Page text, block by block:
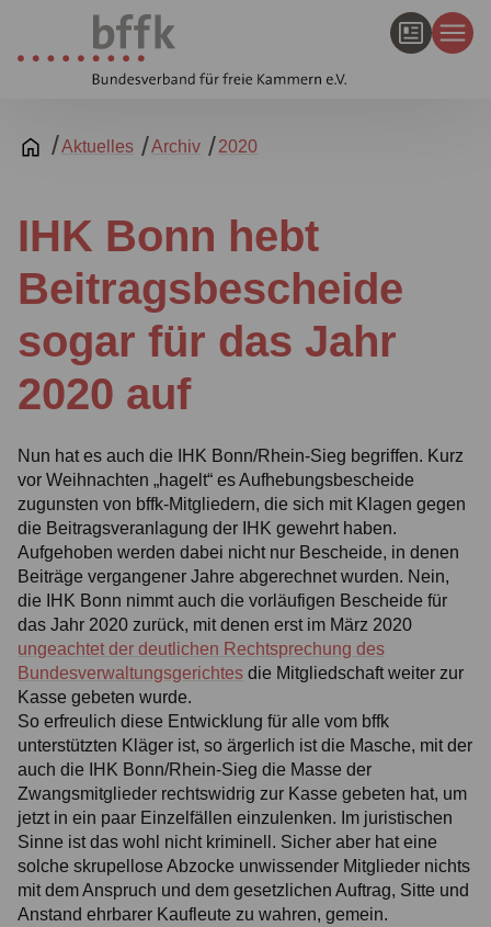
Aktuelles Archiv 2020
IHK Bonn hebt
Beitragsbescheide
sogar für das Jahr
2020 auf
Nun hat es auch die IHK Bonn/Rhein-Sieg begriffen. Kurz
vor Weihnachten „hagelt“ es Aufhebungsbescheide
zugunsten von bffk-Mitgliedern, die sich mit Klagen gegen
die Beitragsveranlagung der IHK gewehrt haben.
Aufgehoben werden dabei nicht nur Bescheide, in denen
Beiträge vergangener Jahre abgerechnet wurden. Nein,
die IHK Bonn nimmt auch die vorläufigen Bescheide für
das Jahr 2020 zurück, mit denen erst im März 2020
ungeachtet der deutlichen Rechtsprechung des
Bundesverwaltungsgerichtes die Mitgliedschaft weiter zur
Kasse gebeten wurde.
So erfreulich diese Entwicklung für alle vom bffk
unterstützten Kläger ist, so ärgerlich ist die Masche, mit der
auch die IHK Bonn/Rhein-Sieg die Masse der
Zwangsmitglieder rechtswidrig zur Kasse gebeten hat, um
jetzt in ein paar Einzelfällen einzulenken. Im juristischen
Sinne ist das wohl nicht kriminell. Sicher aber hat eine
solche skrupellose Abzocke unwissender Mitglieder nichts
mit dem Anspruch und dem gesetzlichen Auftrag, Sitte und
Anstand ehrbarer Kaufleute zu wahren, gemein.